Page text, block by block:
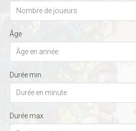
Âge
Durée min
Durée max